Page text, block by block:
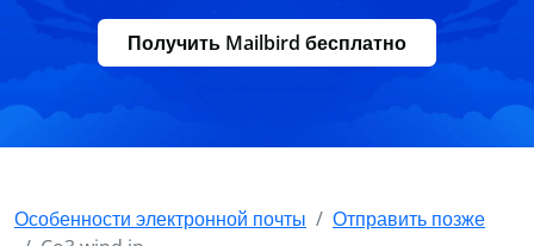
Получить Mailbird бесплатно
Особенности электронной почты
Отправить позже